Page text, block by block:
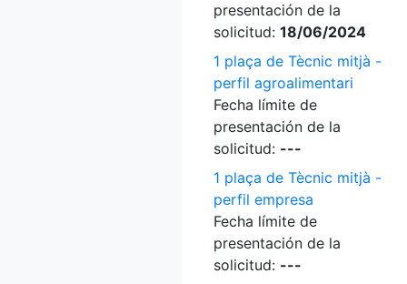
presentación de la
solicitud: 18/06/2024
1 plaça de Tècnic mitjà -
perfil agroalimentari
Fecha límite de
presentación de la
solicitud: ---
1 plaça de Tècnic mitjà -
perfil empresa
Fecha límite de
presentación de la
solicitud: ---